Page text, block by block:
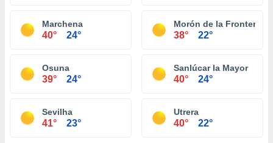
Marchena
40° 24°
Morón de la Frontera
38° 22°
Osuna
39° 24°
Sanlúcar la Mayor
40° 24°
Sevilha
41° 23°
Utrera
40° 22°